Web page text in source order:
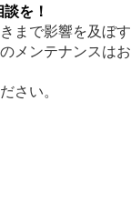
を！
まで影響を及ぼす
メンテナンスはお
さい。